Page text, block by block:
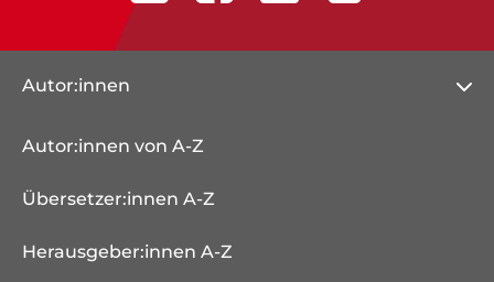
Autor:innen
Autor:innen von A-Z
Übersetzer:innen A-Z
Herausgeber:innen A-Z